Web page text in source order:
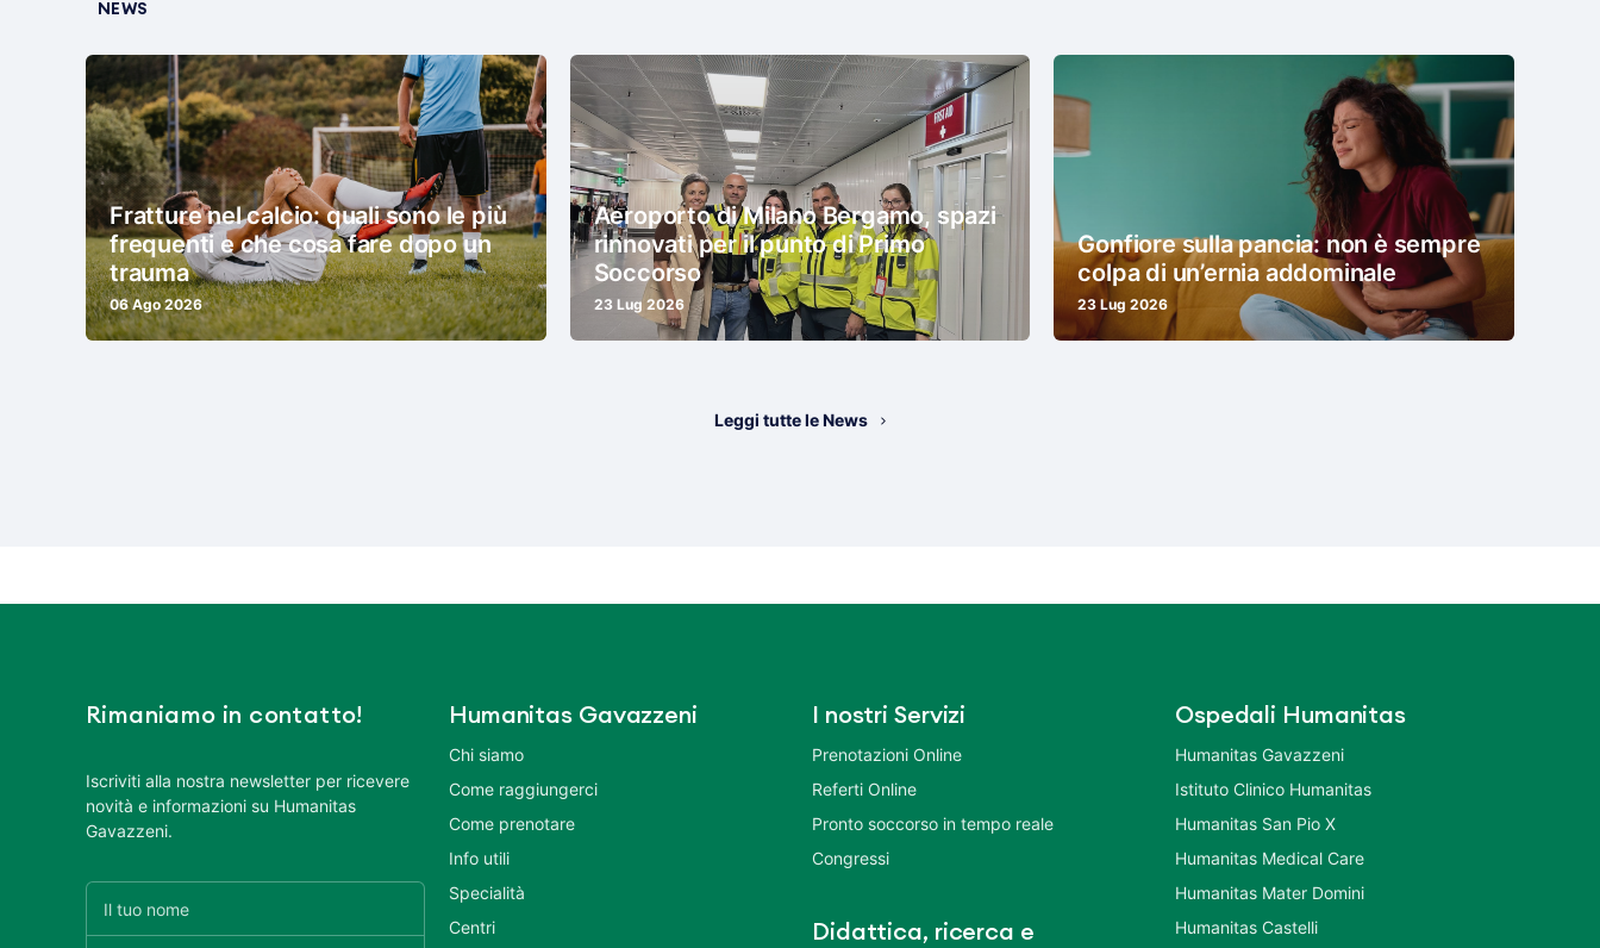
NEWS
Fratture nel calcio: quali sono le più
frequenti e che cosa fare dopo un
trauma
06 Ago 2026
Aeroporto di Milano Bergamo, spazi
rinnovati per il punto di Primo
Soccorso
23 Lug 2026
Gonfiore sulla pancia: non è sempre
colpa di un’ernia addominale
23 Lug 2026
Leggi tutte le News
Rimaniamo in contatto!
Iscriviti alla nostra newsletter per ricevere
novità e informazioni su Humanitas
Gavazzeni.
Humanitas Gavazzeni
Chi siamo
Come raggiungerci
Come prenotare
Info utili
Specialità
Centri
I nostri Servizi
Prenotazioni Online
Referti Online
Pronto soccorso in tempo reale
Congressi
Didattica, ricerca e
Ospedali Humanitas
Humanitas Gavazzeni
Istituto Clinico Humanitas
Humanitas San Pio X
Humanitas Medical Care
Humanitas Mater Domini
Humanitas Castelli